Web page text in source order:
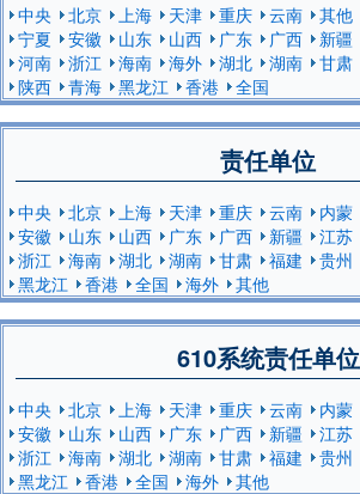
中央 北京 上海 天津 重庆 云南 其他
宁夏
安徽 山东 山西 广东 广西 新疆
河南
浙江 海南 海外 湖北 湖南 甘肃
陕西
青海 黑龙江 香港 全国
责任单位
中央 北京 上海 天津 重庆 云南 内蒙
安徽
山东 山西 广东 广西 新疆 江苏
浙江
海南 湖北 湖南 甘肃 福建 贵州
黑龙江
香港 全国 海外 其他
610系统责任单位
中央 北京 上海 天津 重庆 云南 内蒙
安徽
山东 山西 广东 广西 新疆 江苏
浙江
海南 湖北 湖南 甘肃 福建 贵州
黑龙江
香港 全国 海外 其他